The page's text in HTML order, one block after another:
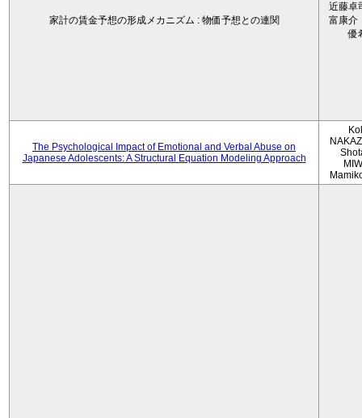
家計の賃金予想の形成メカニズム : 物価予想との連関
近藤卓
富康介
優
The Psychological Impact of Emotional and Verbal Abuse on
Japanese Adolescents: A Structural Equation Modeling Approach